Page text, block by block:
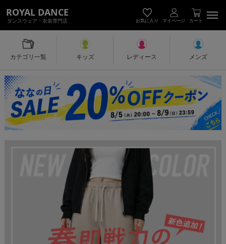
ROYAL DANCE キッズダンス衣装・レディース＆メ
ダンスウェア・衣装専門店 お気に入り マイページ カート
カテゴリ一覧 キッズ レディース メンズ